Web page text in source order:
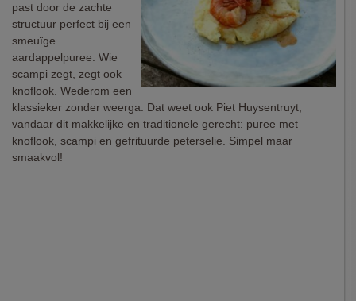
past door de zachte
structuur perfect bij een
smeuïge
aardappelpuree. Wie
scampi zegt, zegt ook
knoflook. Wederom een
klassieker zonder weerga. Dat weet ook Piet Huysentruyt,
vandaar dit makkelijke en traditionele gerecht: puree met
knoflook, scampi en gefrituurde peterselie. Simpel maar
smaakvol!